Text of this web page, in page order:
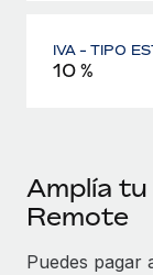
IVA - TIPO
10 %
Amplía
Remote
Puedes pagar